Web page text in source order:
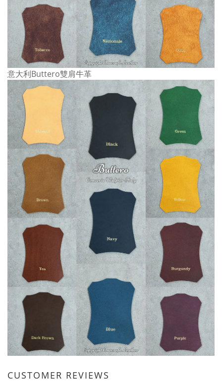
意大利Buttero雙肩牛革
CUSTOMER REVIEWS